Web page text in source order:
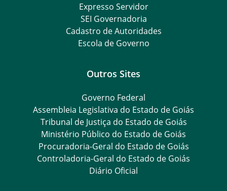
Expresso Servidor
SEI Governadoria
Cadastro de Autoridades
Escola de Governo
Outros Sites
Governo Federal
Assembleia Legislativa do Estado de Goiás
Tribunal de Justiça do Estado de Goiás
Ministério Público do Estado de Goiás
Procuradoria-Geral do Estado de Goiás
Controladoria-Geral do Estado de Goiás
Diário Oficial